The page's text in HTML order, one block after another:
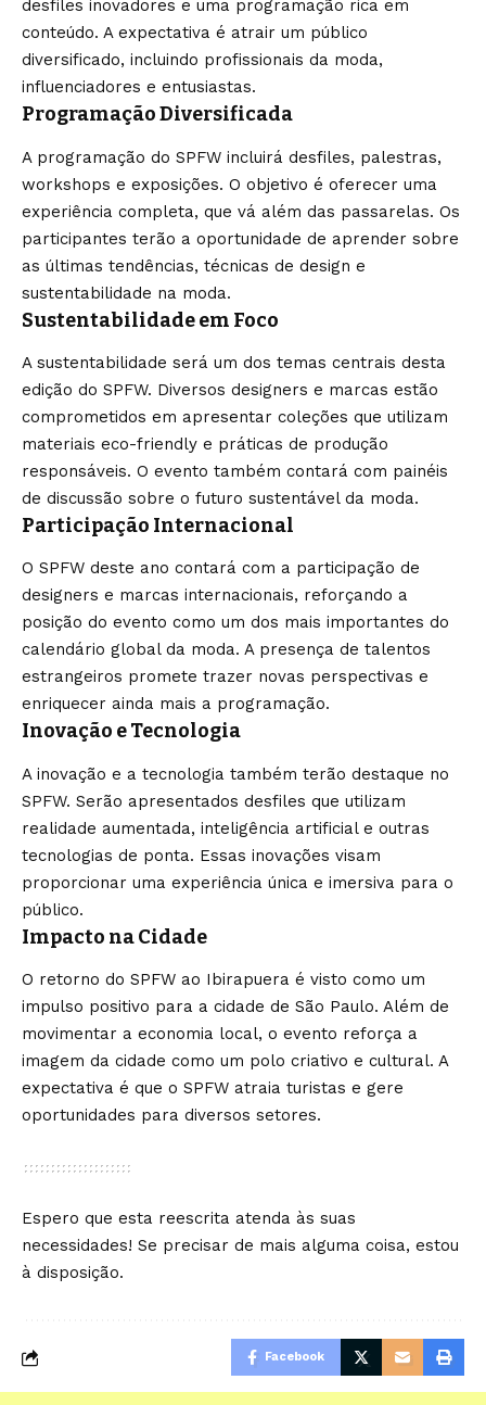
desfiles inovadores e uma programação rica em
conteúdo. A expectativa é atrair um público
diversificado, incluindo profissionais da moda,
influenciadores e entusiastas.
Programação Diversificada
A programação do SPFW incluirá desfiles, palestras,
workshops e exposições. O objetivo é oferecer uma
experiência completa, que vá além das passarelas. Os
participantes terão a oportunidade de aprender sobre
as últimas tendências, técnicas de design e
sustentabilidade na moda.
Sustentabilidade em Foco
A sustentabilidade será um dos temas centrais desta
edição do SPFW. Diversos designers e marcas estão
comprometidos em apresentar coleções que utilizam
materiais eco-friendly e práticas de produção
responsáveis. O evento também contará com painéis
de discussão sobre o futuro sustentável da moda.
Participação Internacional
O SPFW deste ano contará com a participação de
designers e marcas internacionais, reforçando a
posição do evento como um dos mais importantes do
calendário global da moda. A presença de talentos
estrangeiros promete trazer novas perspectivas e
enriquecer ainda mais a programação.
Inovação e Tecnologia
A inovação e a tecnologia também terão destaque no
SPFW. Serão apresentados desfiles que utilizam
realidade aumentada, inteligência artificial e outras
tecnologias de ponta. Essas inovações visam
proporcionar uma experiência única e imersiva para o
público.
Impacto na Cidade
O retorno do SPFW ao Ibirapuera é visto como um
impulso positivo para a cidade de São Paulo. Além de
movimentar a economia local, o evento reforça a
imagem da cidade como um polo criativo e cultural. A
expectativa é que o SPFW atraia turistas e gere
oportunidades para diversos setores.
Espero que esta reescrita atenda às suas
necessidades! Se precisar de mais alguma coisa, estou
à disposição.
Facebook